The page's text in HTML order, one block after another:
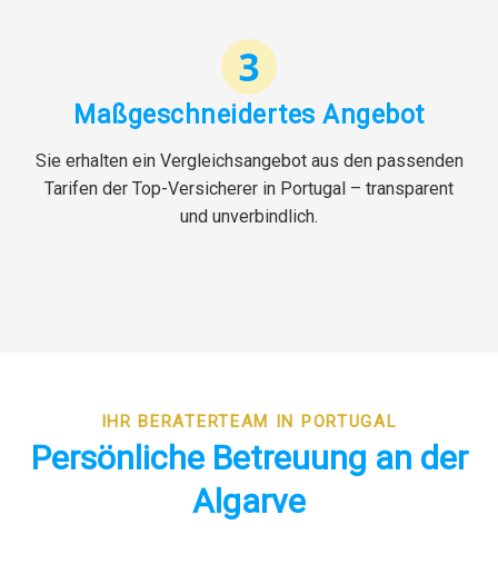
Maßgeschneidertes Angebot
Sie erhalten ein Vergleichsangebot aus den passenden
Tarifen der Top-Versicherer in Portugal – transparent
und unverbindlich.
IHR BERATERTEAM IN PORTUGAL
Persönliche Betreuung an der
Algarve